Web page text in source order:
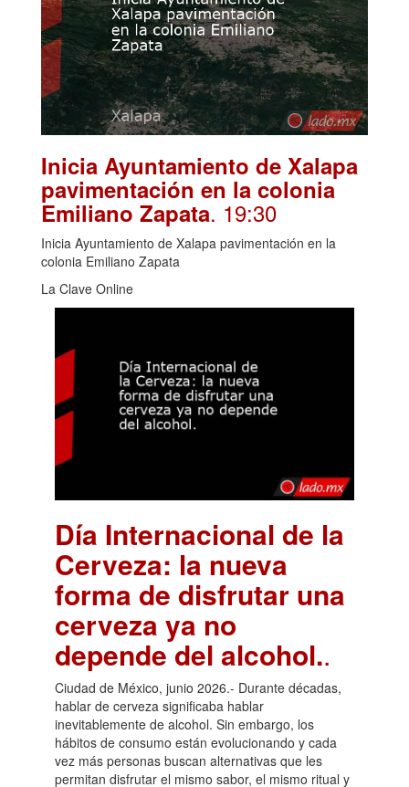
Inicia Ayuntamiento de Xalapa
pavimentación en la colonia
Emiliano Zapata. 19:30
Inicia Ayuntamiento de Xalapa pavimentación en la
colonia Emiliano Zapata
La Clave Online
Día Internacional de la
Cerveza: la nueva
forma de disfrutar una
cerveza ya no
depende del alcohol..
Ciudad de México, junio 2026.- Durante décadas,
hablar de cerveza significaba hablar
inevitablemente de alcohol. Sin embargo, los
hábitos de consumo están evolucionando y cada
vez más personas buscan alternativas que les
permitan disfrutar el mismo sabor, el mismo ritual y